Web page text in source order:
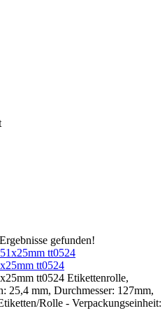
gefunden!
tt0524
tt0524 Etikettenrolle,
25,4 mm, Durchmesser: 127mm,
Rolle - Verpackungseinheit: